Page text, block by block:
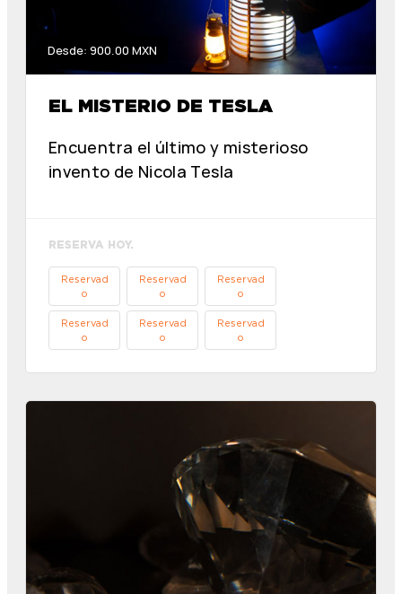
Desde: 900.00 MXN
EL MISTERIO DE TESLA
Encuentra el último y misterioso
invento de Nicola Tesla
RESERVA HOY.
Reservad
o
Reservad
o
Reservad
o
Reservad
o
Reservad
o
Reservad
o